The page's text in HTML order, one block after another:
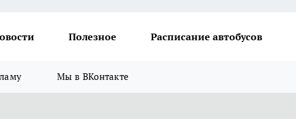
Полезное Расписание автобусов
Мы в ВКонтакте